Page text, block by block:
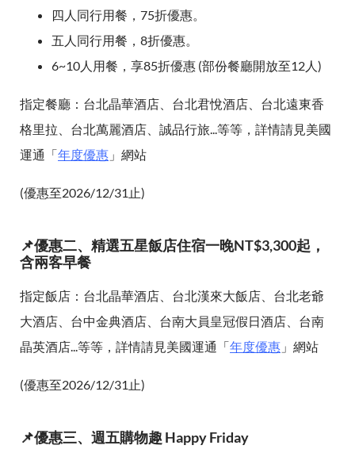
四人同行用餐，75折優惠。
五人同行用餐，8折優惠。
6~10人用餐，享85折優惠 (部份餐廳開放至12人)
指定餐廳：台北晶華酒店、台北君悅酒店、台北遠東香
格里拉、台北萬麗酒店、誠品行旅...等等，詳情請見美國
運通「年度優惠 」網站
(優惠至2026/12/31止)
📌優惠二、精選五星飯店住宿一晚NT$3,300起，
含兩客早餐
指定飯店：台北晶華酒店、台北漢來大飯店、台北老爺
大酒店、台中金典酒店、台南大員皇冠假日酒店、台南
晶英酒店...等等，詳情請見美國運通「年度優惠 」網站
(優惠至2026/12/31止)
📌優惠三、週五購物趣 Happy Friday